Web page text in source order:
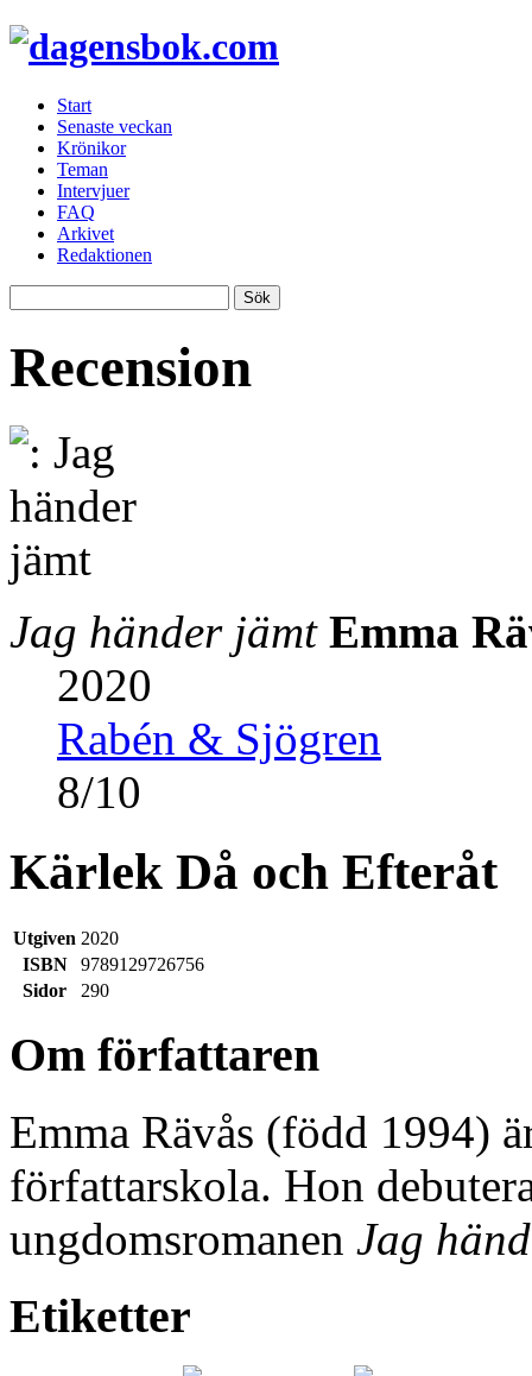
Start
Senaste veckan
Krönikor
Teman
Intervjuer
FAQ
Arkivet
Redaktionen
Recension
Jag händer jämt Emma
2020
Rabén & Sjögren
8/10
Kärlek Då och Efteråt
Utgiven 2020
ISBN
9789129726756
Sidor
290
Om författaren
Emma Rävås (född 1994)
författarskola. Hon
ungdomsromanen Jag
Etiketter